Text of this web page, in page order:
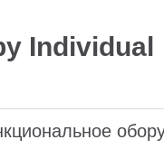
Individual